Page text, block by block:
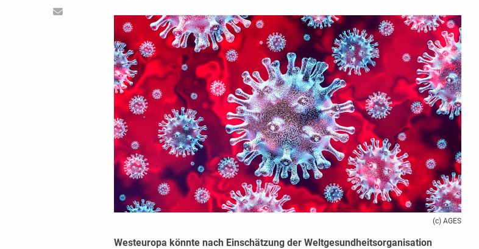
(c) AGES
Westeuropa könnte nach Einschätzung der Weltgesundheitsorganisation